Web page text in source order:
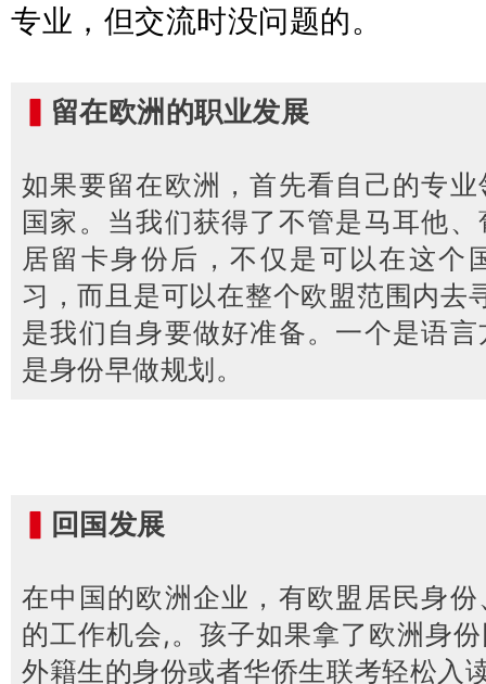
专业，但交流时没问题的。
▍ 留在欧洲的职业发展
如果要留在欧洲，首先看自己的专
国家。当我们获得了不管是马耳他
居留卡身份后，不仅是可以在这个
习，而且是可以在整个欧盟范围内去
是我们自身要做好准备。一个是语
是身份早做规划。
▍ 回国发展
在中国的欧洲企业，有欧盟居民身
的工作机会,。孩子如果拿了欧洲身
外籍生的身份或者华侨生联考轻松入